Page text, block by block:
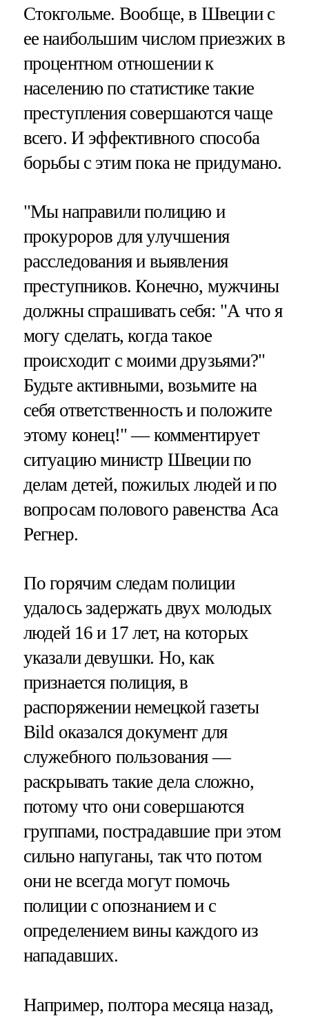
Стокгольме. Вообще, в Швеции с
ее наибольшим числом приезжих в
процентном отношении к
населению по статистике такие
преступления совершаются чаще
всего. И эффективного способа
борьбы с этим пока не придумано.
"Мы направили полицию и
прокуроров для улучшения
расследования и выявления
преступников. Конечно, мужчины
должны спрашивать себя: "А что я
могу сделать, когда такое
происходит с моими друзьями?"
Будьте активными, возьмите на
себя ответственность и положите
этому конец!" — комментирует
ситуацию министр Швеции по
делам детей, пожилых людей и по
вопросам полового равенства Аса
Регнер.
По горячим следам полиции
удалось задержать двух молодых
людей 16 и 17 лет, на которых
указали девушки. Но, как
признается полиция, в
распоряжении немецкой газеты
Bild оказался документ для
служебного пользования —
раскрывать такие дела сложно,
потому что они совершаются
группами, пострадавшие при этом
сильно напуганы, так что потом
они не всегда могут помочь
полиции с опознанием и с
определением вины каждого из
нападавших.
Например, полтора месяца назад,